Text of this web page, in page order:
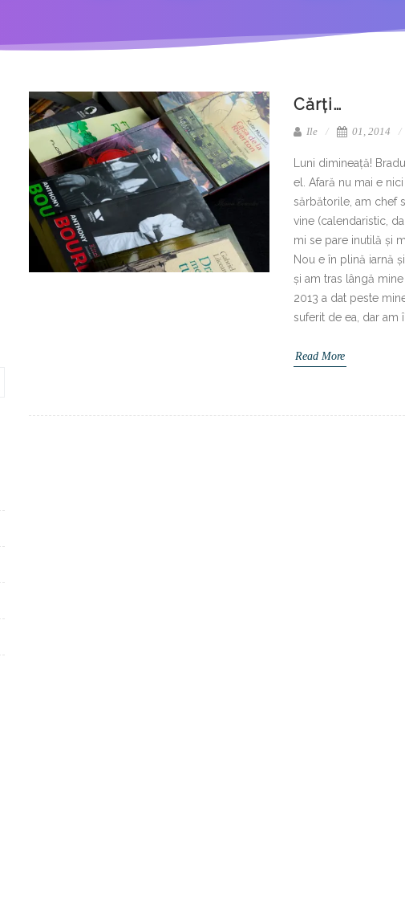
Cărți…
Ile 01, 2014
Luni dimineață!
el. Afară nu mai e
sărbătorile, am chef
vine (calendaristic,
mi se pare inutilă și
Nou e în plină iarnă
și am tras lângă
2013 a dat peste
suferit de ea, dar am
Read More